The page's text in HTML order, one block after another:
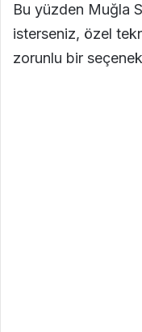
Bu yüzden Muğla
isterseniz, özel
zorunlu bir